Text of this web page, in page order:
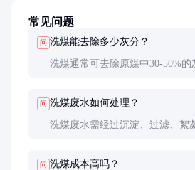
常见问题
问 洗煤能去除多少灰分？
洗煤通常可去除原煤中30-50%
问 洗煤废水如何处理？
洗煤废水需经过沉淀、过滤、絮
问 洗煤成本高吗？